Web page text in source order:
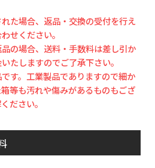
た場合、返品・交換の受付を行え
せください。
の場合、送料・手数料は差し引か
たしますのでご了承下さい。
す。工業製品でありますので細か
等も汚れや傷みがあるものもござ
ださい。